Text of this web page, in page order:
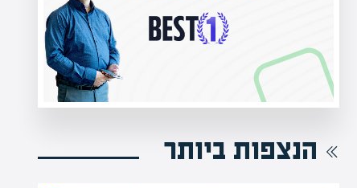
הקריירה החדשה שלך מעבר לפינה!
הנצפות ביותר